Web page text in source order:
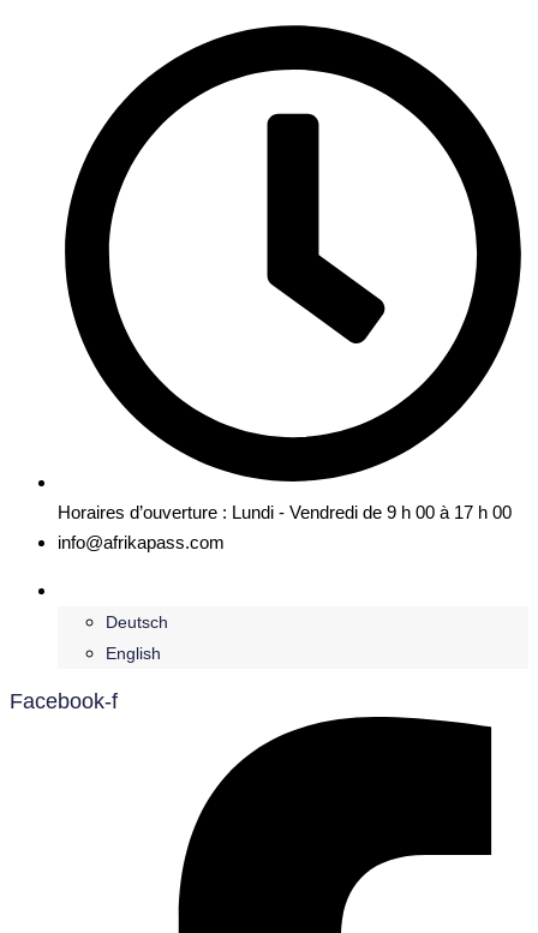
Horaires d’ouverture : Lundi - Vendredi de 9 h 00 à 17 h 00
info@afrikapass.com
Deutsch
English
Facebook-f